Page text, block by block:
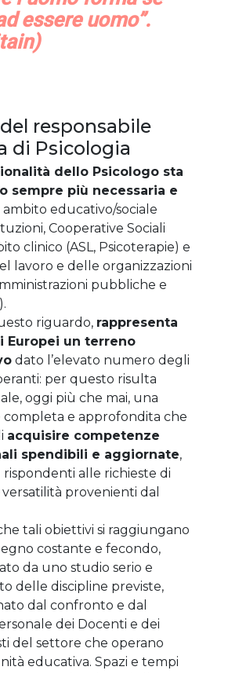
essere uomo”.
responsabile
di Psicologia
dello Psicologo sta
sempre più necessaria e
ambito educativo/sociale
Cooperative Sociali
clinico (ASL, Psicoterapie) e
lavoro e delle organizzazioni
pubbliche e
riguardo, rappresenta
Europei un terreno
dato l’elevato numero degli
per questo risulta
oggi più che mai, una
completa e approfondita che
acquisire competenze
spendibili e aggiornate,
alle richieste di
versatilità provenienti dal
tali obiettivi si raggiungano
costante e fecondo,
da uno studio serio e
delle discipline previste,
dal confronto e dal
dei Docenti e dei
del settore che operano
educativa. Spazi e tempi